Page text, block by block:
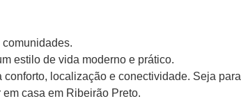
estilo de vida moderno e prático.
localização e conectividade. Seja
casa em Ribeirão Preto.